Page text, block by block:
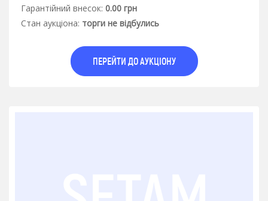
Гарантiйний внесок: 0.00 грн
Стан аукцiона: торги не відбулись
ПЕРЕЙТИ ДО АУКЦІОНУ